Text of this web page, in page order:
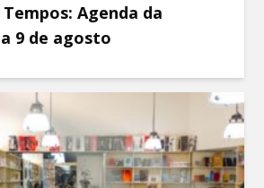
Agenda da
9 de agosto